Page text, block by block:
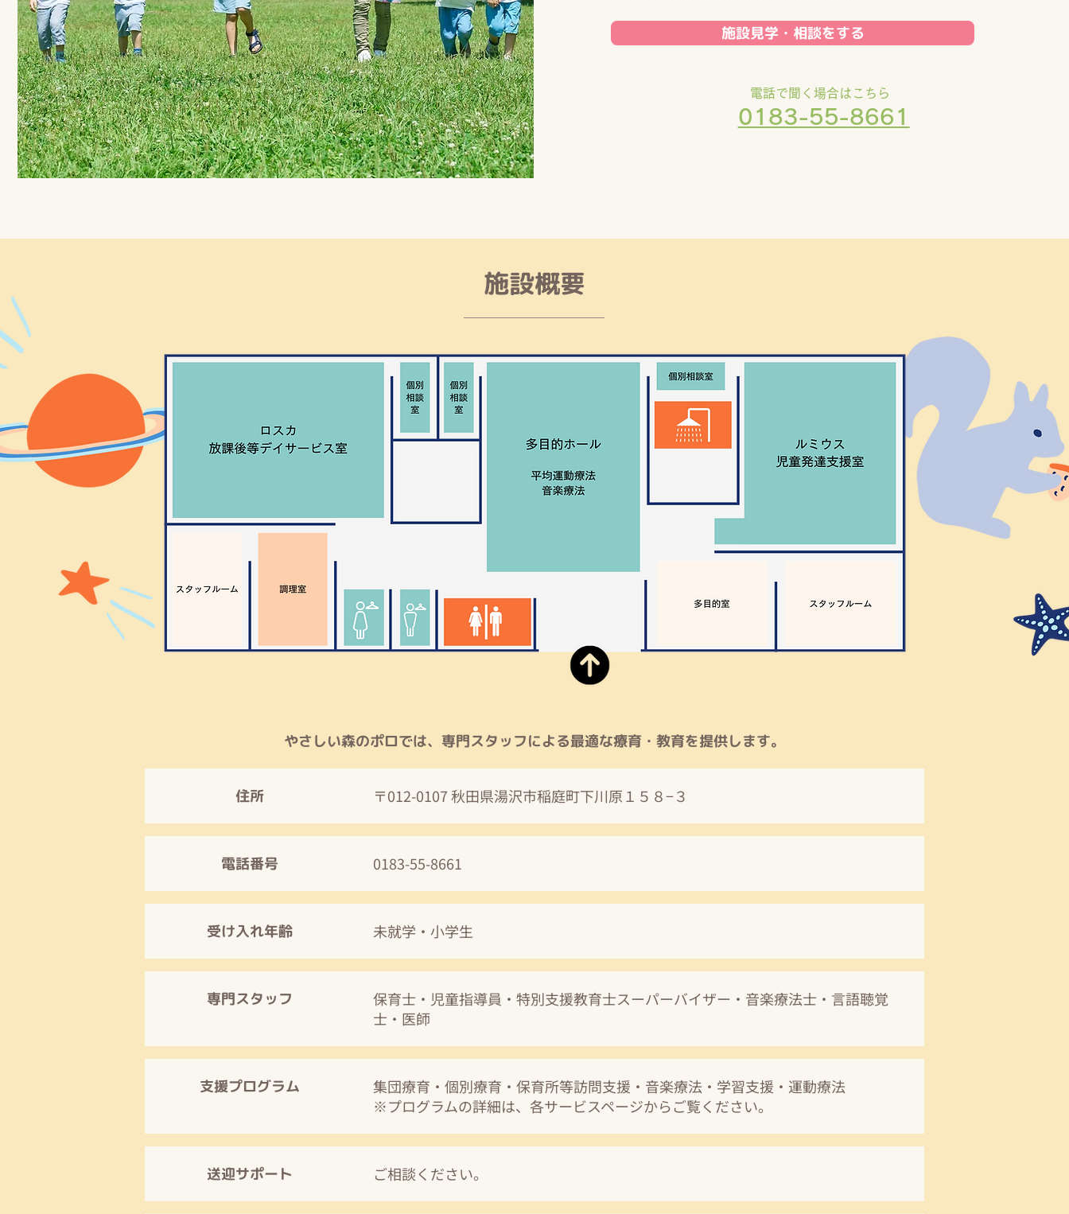
施設見学・相談をする
電話で聞く場合はこちら
0183-55-8661
​施設概要
やさしい森のポロでは、専門スタッフによる最適な療育・教育を提供します。
​住所 〒012-0107 秋田県湯沢市稲庭町下川原１５８−３
電話番号 0183-55-8661
受け入れ年齢 未就学・小学生
専門スタッフ
保育士・児童指導員・特別支援教育士スーパーバイザー・音楽療法士・言語聴覚
士・医師
支援プログラム
集団療育・個別療育・保育所等訪問支援・音楽療法・学習支援・運動療法
​※プログラムの詳細は、 各サービスページからご覧ください。
送迎サポート ご相談ください。